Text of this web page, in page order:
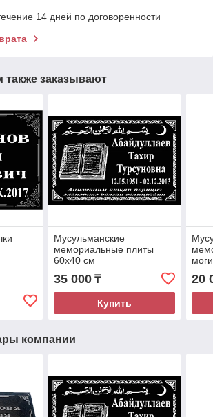
14 дней по договоренности
также заказывают
Мусульманские
мемориальные плиты
60х40 см
35 000₸
Купить
20
компании